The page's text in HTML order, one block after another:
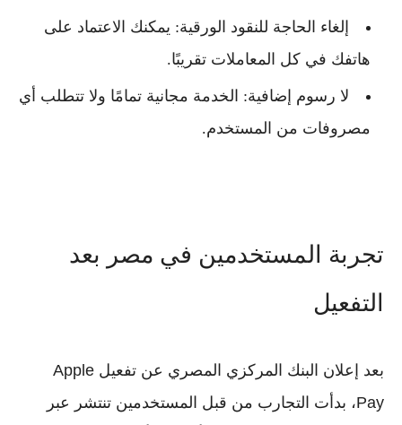
إلغاء الحاجة للنقود الورقية: يمكنك الاعتماد على
هاتفك في كل المعاملات تقريبًا.
لا رسوم إضافية: الخدمة مجانية تمامًا ولا تتطلب أي
مصروفات من المستخدم.
تجربة المستخدمين في مصر بعد
التفعيل
بعد إعلان البنك المركزي المصري عن تفعيل Apple
Pay، بدأت التجارب من قبل المستخدمين تنتشر عبر